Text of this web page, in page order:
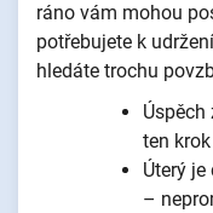
ráno vám mohou
potřebujete k
hledáte trochu
ten
Úterý
–